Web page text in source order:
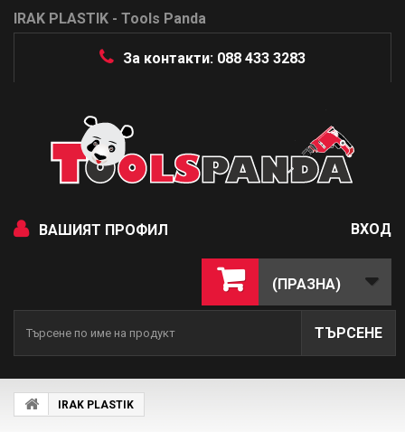
IRAK PLASTIK - Tools Panda
За контакти: 088 433 3283
ВАШИЯТ ПРОФИЛ ВХОД
(ПРАЗНА)
ТЪРСЕНЕ
IRAK PLASTIK